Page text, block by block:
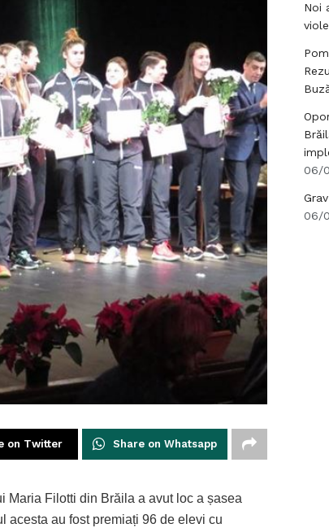
on Twitter Share on Whatsapp
Maria Filotti din Brăila a avut loc a șasea
acesta au fost premiați 96 de elevi cu
Noi
06/
06/